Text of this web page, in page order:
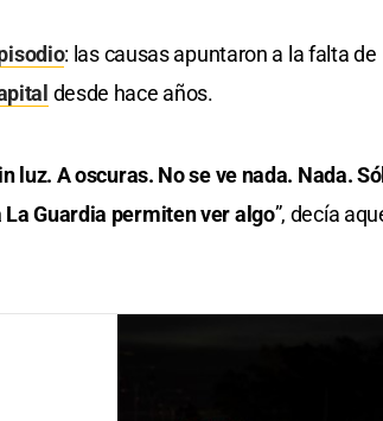
: las causas apuntaron a la falta de
desde hace años.
luz. A oscuras. No se ve nada. Nada.
Guardia permiten ver algo”, decía